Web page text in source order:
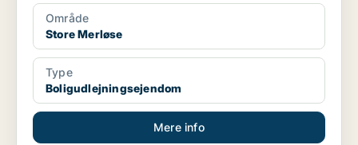
Område
Store Merløse
Type
Boligudlejningsejendom
Mere info